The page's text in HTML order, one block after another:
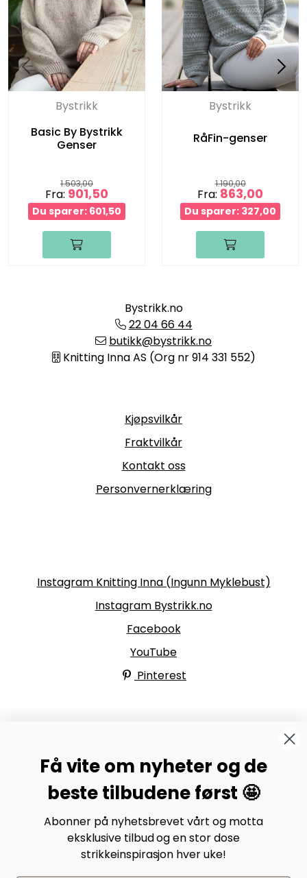
Bystrikk
Basic By Bystrikk
Genser
1.503,00
Fra: 901,50
Du sparer: 601,50
Bystrikk
RåFin-genser
1.190,00
Fra: 863,00
Du sparer: 327,00
Bystrikk.no
22 04 66 44
butikk@bystrikk.no
Knitting Inna AS (Org nr 914 331 552)
Kjøpsvilkår
Fraktvilkår
Kontakt oss
Personvernerklæring
Instagram Knitting Inna (Ingunn Myklebust)
Instagram Bystrikk.no
Facebook
YouTube
Pinterest
Bli medlem av Bystrikk-forumet vårt på Facebook og
møt både designere og teststrikkere, samt 31.000
andre Bystrikkere som deler erfaringer, bilder og
inspirasjon.
Bli medlem her.
Få vite om nyheter og de
beste tilbudene først 🤩
Abonner på nyhetsbrevet vårt og motta
eksklusive tilbud og en stor dose
strikkeinspirasjon hver uke!